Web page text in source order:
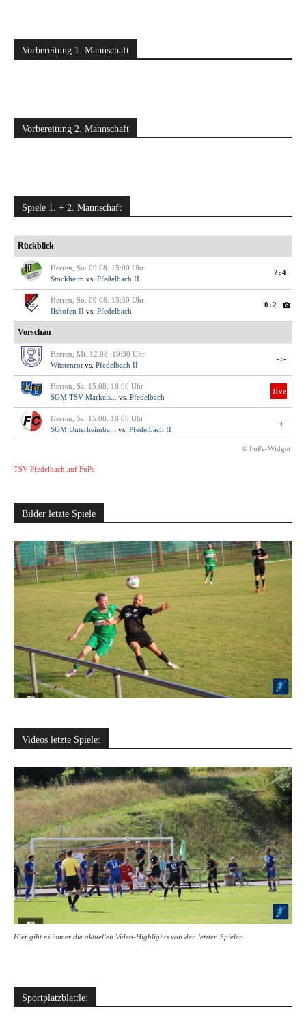
Vorbereitung 1. Mannschaft
Vorbereitung 2. Mannschaft
Spiele 1. + 2. Mannschaft
Rückblick
Herren, So. 09.08. 15:00 Uhr
Stockheim vs. Pfedelbach II
2:4
Herren, So. 09.08. 15:30 Uhr
Ilshofen II vs. Pfedelbach
0:2
Vorschau
Herren, Mi. 12.08. 19:30 Uhr
Wüstenrot vs. Pfedelbach II
-:-
Herren, Sa. 15.08. 18:00 Uhr
SGM TSV Markels...
vs. Pfedelbach
live
Herren, Sa. 15.08. 18:00 Uhr
SGM Unterheimba...
vs. Pfedelbach II
-:-
© FuPa-Widget
TSV Pfedelbach auf FuPa
Bilder letzte Spiele
Videos letzte Spiele:
Hier gibt es immer die aktuellen Video-Highlights von den letzten Spielen
Sportplatzblättle: